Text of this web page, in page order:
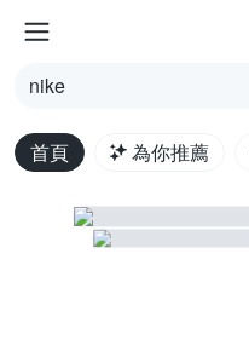
nike
首頁 為你推薦